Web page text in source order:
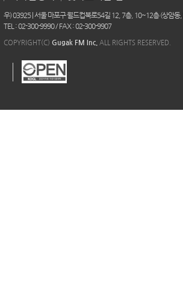
우) 03925 | 서울 마포구 월드컵북로54길 12, 7층, 10~12층 (상암
TEL : 02-300-9990 / FAX : 02-300-9907
COPYRIGHT(C) Gugak FM Inc. ALL RIGHTS RESERVED.